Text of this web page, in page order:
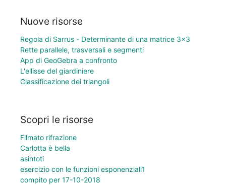
Nuove risorse
Regola di Sarrus - Determinante di una matrice 3×3
Rette parallele, trasversali e segmenti
App di GeoGebra a confronto
L'ellisse del giardiniere
Classificazione dei triangoli
Scopri le risorse
Filmato rifrazione
Carlotta è bella
asintoti
esercizio con le funzioni esponenziali1
compito per 17-10-2018